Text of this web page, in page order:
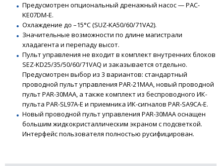
Предусмотрен опциональный дренажный насос — PAC-
KE07DM-E.
Охлаждение до –15°С (SUZ-KA50/60/71VA2).
Значительные возможности по длине магистрали
хладагента и перепаду высот.
Пульт управления не входит в комплект внутренних блоков
SEZ-KD25/35/50/60/71VAQ и заказывается отдельно.
Предусмотрен выбор из 3 вариантов: стандартный
проводной пульт управления PAR-21MAA, новый проводной
пульт PAR-30MAA, а также комплект из беспроводного ИК-
пульта PAR-SL97A-E и приемника ИК-сигналов PAR-SA9CA-E.
Новый проводной пульт управления PAR-30MAA оснащен
большим жидкокристаллическим экраном с подсветкой.
Интерфейс пользователя полностью русифицирован.